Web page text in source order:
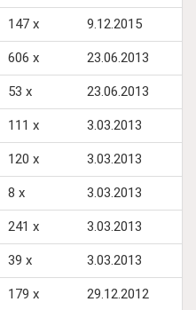
147 x 9.12.2015
606 x 23.06.2013
53 x 23.06.2013
111 x 3.03.2013
120 x 3.03.2013
8 x 3.03.2013
241 x 3.03.2013
39 x 3.03.2013
179 x 29.12.2012